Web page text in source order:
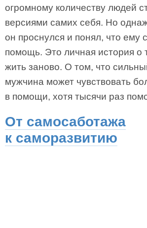
огромному количеству людей
версиями самих себя. Но
он проснулся и понял, что ему
помощь. Это личная история о
жить заново. О том, что
мужчина может чувствовать
в помощи, хотя тысячи раз
От самосаботажа
к саморазвитию